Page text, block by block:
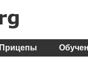
Прицепы